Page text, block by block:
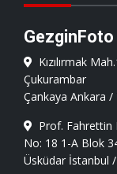
GezginFoto
Kızılırmak
Çukurambar
Çankaya Ankara /
Prof. Fahrettin
No: 18 1-A Blok
Üsküdar İstanbul